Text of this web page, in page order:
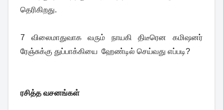
தெரிகிறது.
7 விலைமாதுவாக வரும் நாயகி திடீரென கமிஷனர்
ரேஞ்சுக்கு துப்பாக்கியை ஹேண்டில் செய்வது எப்படி?
ரசித்த வசனங்கள்